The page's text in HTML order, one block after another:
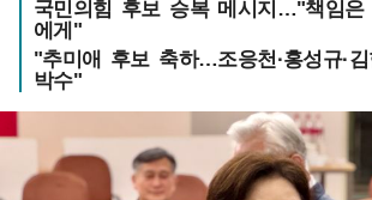
국민의힘 후보 승복 메시지…"책임은
에게"
"추미애 후보 축하…조응천·홍성규·
박수"